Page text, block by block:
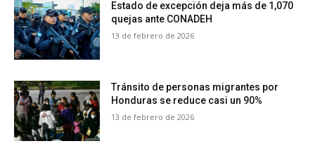
Estado de excepción deja más de 1,070
quejas ante CONADEH
13 de febrero de 2026
Tránsito de personas migrantes por
Honduras se reduce casi un 90%
13 de febrero de 2026